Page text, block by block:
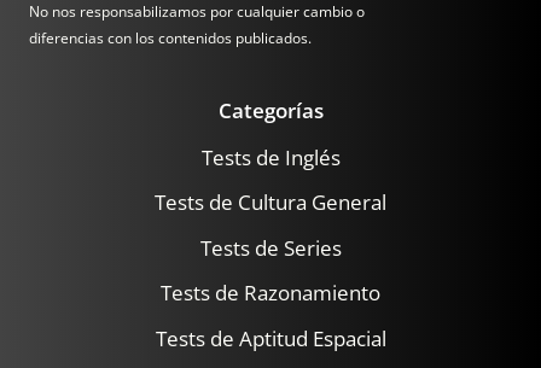
No nos responsabilizamos por cualquier cambio o
diferencias con los contenidos publicados.
Categorías
Tests de Inglés
Tests de Cultura General
Tests de Series
Tests de Razonamiento
Tests de Aptitud Espacial